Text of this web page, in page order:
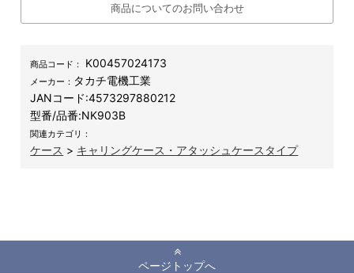
商品についてのお問い合わせ
商品コード： K00457024173
メーカー： タカチ電機工業
JANコード:4573297880212
型番/品番:NK903B
関連カテゴリ：
ケース > キャリングケース・アタッシュケースタイプ
ページトップへ